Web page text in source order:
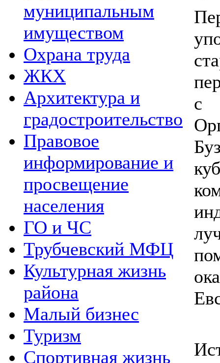
муниципальным
имуществом
Охрана труда
ЖКХ
Архитектура и
градостроительство
Правовое
информирование и
просвещение
населения
ГО и ЧС
Трубчевский МФЦ
Культурная жизнь
района
Малый бизнес
Туризм
Спортивная жизнь
с